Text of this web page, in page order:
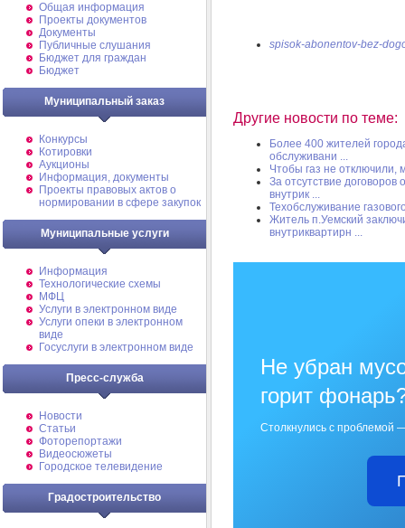
Общая информация
Проекты документов
Документы
Публичные слушания
Бюджет для граждан
Бюджет
Муниципальный заказ
Конкурсы
Котировки
Аукционы
Информация, документы
Проекты правовых актов о
нормировании в сфере закупок
Муниципальные услуги
Информация
Технологические схемы
МФЦ
Услуги в электронном виде
Услуги опеки в электронном
виде
Госуслуги в электронном виде
Пресс-служба
Новости
Статьи
Фоторепортажи
Видеосюжеты
Городское телевидение
Градостроительство
spisok-abonentov-bez-
Другие новости по теме:
Более 400 жителей
обслуживани ...
Чтобы газ не отключили,
За отсутствие договоров
внутрик ...
Техобслуживание
Житель п.Уемский
внутриквартирн ...
Не убран
горит
Столкнулись с проблемой